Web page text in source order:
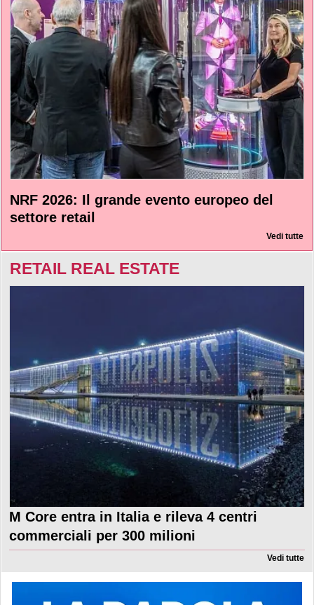
NRF 2026: Il grande evento europeo del
settore retail
Vedi tutte
RETAIL REAL ESTATE
M Core entra in Italia e rileva 4 centri
commerciali per 300 milioni
Vedi tutte